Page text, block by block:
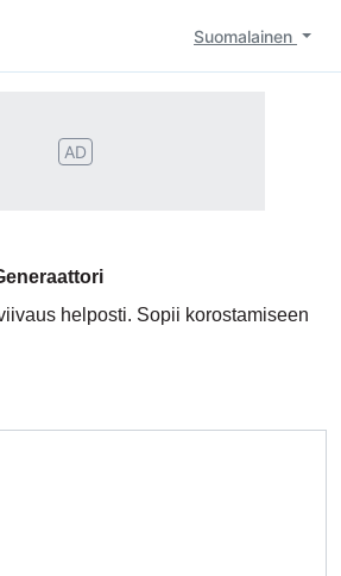
Suomalainen
AD
helposti. Sopii korostamiseen